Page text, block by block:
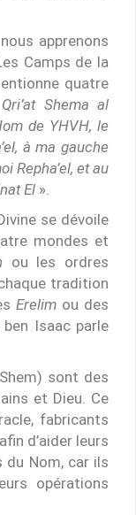
apprenons
Camps de la
quatre
Qri’at Shema al
de YHVH, le
à ma gauche
Repha’el, et au
El ».
se dévoile
mondes et
ou les ordres
tradition
Erelim ou des
ben Isaac parle
sont des
et Dieu. Ce
fabricants
d’aider leurs
du Nom, car ils
opérations